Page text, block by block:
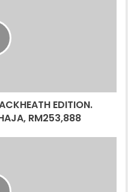
EDITION.
RM253,888